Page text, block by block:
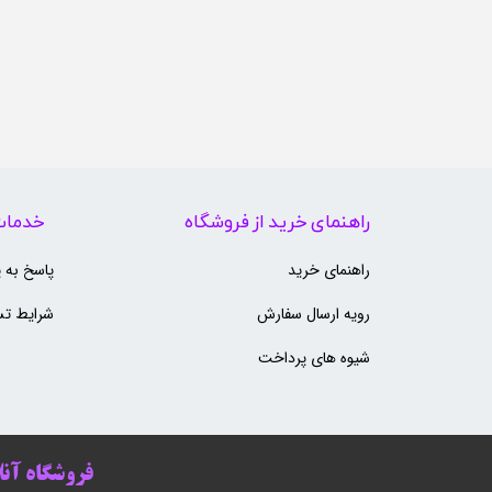
فروشگاه
راهنمای خرید از فروشگاه
رویه ارسال سفارش
راهنمای خرید
شیوه های پرداخت
پاسخ
شرایط